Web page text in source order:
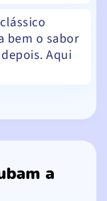
bem o sabor
Aqui
a